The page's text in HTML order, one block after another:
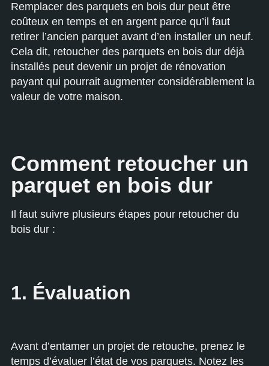
Remplacer des parquets en bois dur peut être
coûteux en temps et en argent parce qu’il faut
retirer l’ancien parquet avant d’en installer un neuf.
Cela dit, retoucher des parquets en bois dur déjà
installés peut devenir un projet de rénovation
payant qui pourrait augmenter considérablement la
valeur de votre maison.
Comment retoucher un
parquet en bois dur
Il faut suivre plusieurs étapes pour retoucher du
bois dur :
1. Évaluation
Avant d’entamer un projet de retouche, prenez le
temps d’évaluer l’état de vos parquets. Notez les